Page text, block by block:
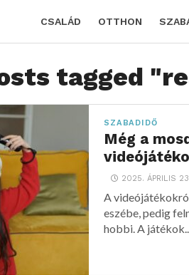
CSALÁD OTTHON
tagged
SZABADIDŐ
Még a
2025. ÁPRILIS
A
eszébe, pedig
hobbi. A